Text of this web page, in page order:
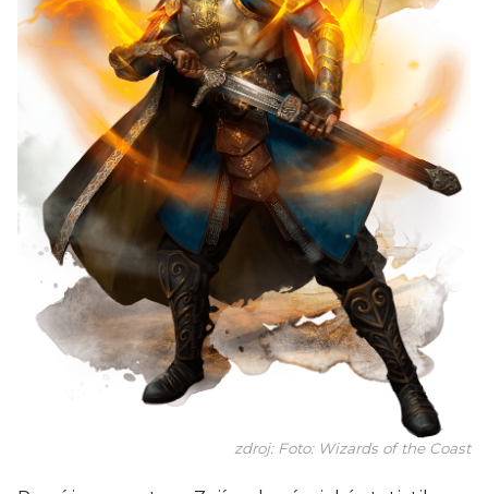
zdroj: Foto: Wizards of the Coast